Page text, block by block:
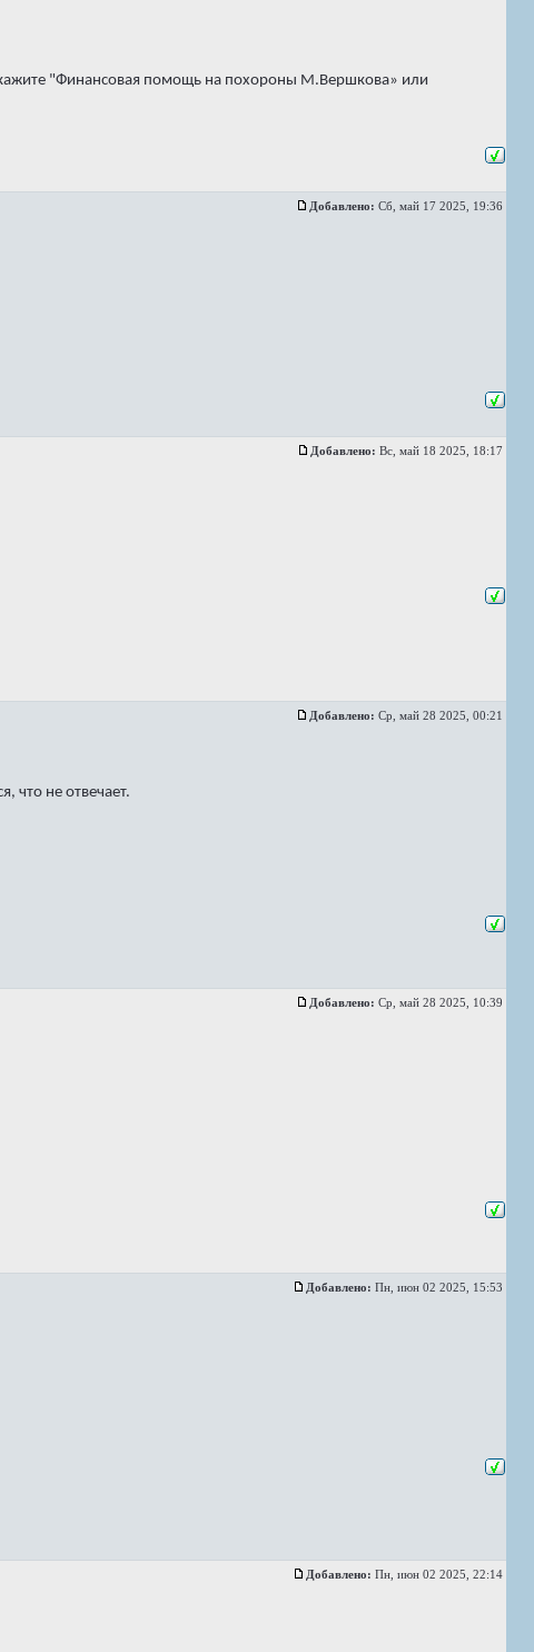
"Финансовая помощь на похороны М.Вершкова» или
Добавлено: Сб, май 17 2025, 19:36
Добавлено: Вс, май 18 2025, 18:17
Добавлено: Ср, май 28 2025, 00:21
что не отвечает.
Добавлено: Ср, май 28 2025, 10:39
Добавлено: Пн, июн 02 2025, 15:53
Добавлено: Пн, июн 02 2025, 22:14